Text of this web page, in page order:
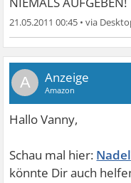
21.05.2011 00:45 •
A